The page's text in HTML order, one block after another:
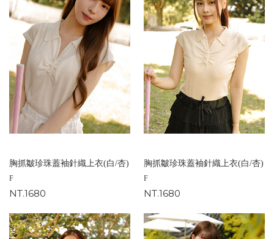
胸抓皺珍珠蓋袖針織上衣(白/杏)
F
NT.1680
胸抓皺珍珠蓋袖針織上衣(白/杏)
F
NT.1680